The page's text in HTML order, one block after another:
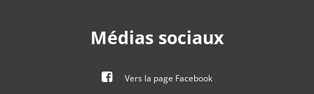
Médias sociaux
Vers la page Facebook